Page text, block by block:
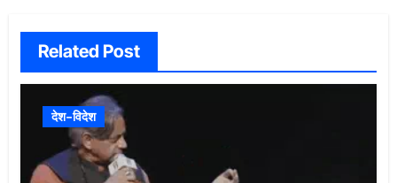
Related Post
देश-विदेश